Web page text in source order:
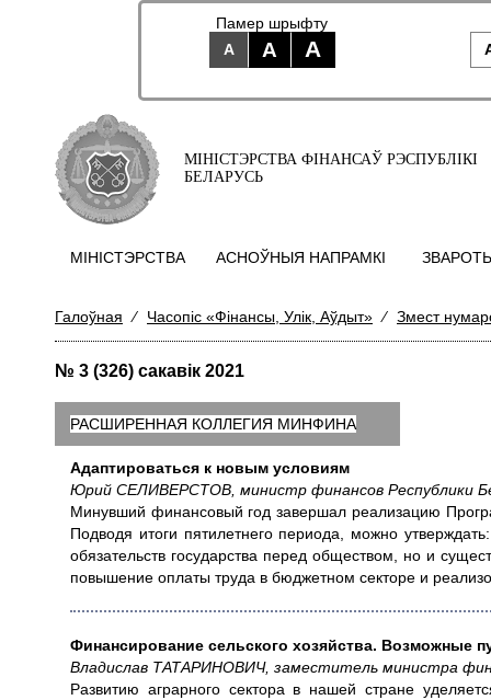
Памер шрыфту
A
A A
МІНІСТЭРСТВА ФІНАНСАЎ РЭСПУБЛІКІ
БЕЛАРУСЬ
МIНIСТЭРСТВА АСНОЎНЫЯ НАПРАМКI
Галоўная ⁄ Часопіс «Фінансы, Улік, Аўдыт» ⁄ Змест
№ 3 (326) сакавiк 2021
РАСШИРЕННАЯ КОЛЛЕГИЯ МИНФИНА
Адаптироваться к новым условиям
Юрий СЕЛИВЕРСТОВ, министр финансов Республики
Минувший финансовый год завершал реализацию
Подводя итоги пятилетнего периода, можно
обязательств государства перед обществом, но и
повышение оплаты труда в бюджетном секторе и
Финансирование сельского хозяйства. Возможные
Владислав ТАТАРИНОВИЧ, заместитель министра
Развитию аграрного сектора в нашей стране